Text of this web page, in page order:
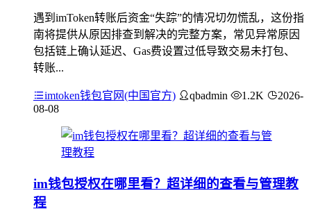
遇到imToken转账后资金“失踪”的情况切勿慌乱，这份指
南将提供从原因排查到解决的完整方案，常见异常原因
包括链上确认延迟、Gas费设置过低导致交易未打包、
转账...
imtoken钱包官网(中国官方) qbadmin 1.2K
2026-
08-08
im钱包授权在哪里看？超详细的查看与管理教
程